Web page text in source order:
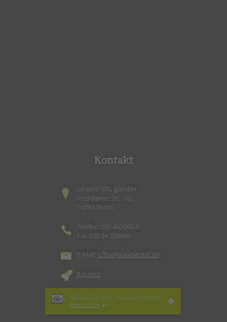
Kontakt
tandem BTL gGmbH
Potsdamer Str. 182
10783 Berlin
Telefon 030 443360-0
Fax 030 44 336040
E-Mail: office@tandembtl.de
Karriere
Melden Sie sich hier für unseren
Newsletter an.